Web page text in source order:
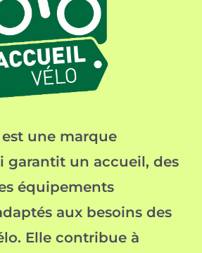
une marque
garantit un accueil, des
équipements
aux besoins des
Elle contribue à